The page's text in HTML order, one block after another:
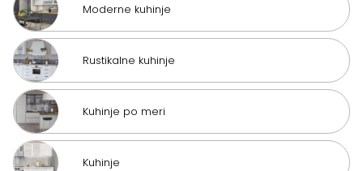
Moderne kuhinje
Rustikalne kuhinje
Kuhinje po meri
Kuhinje